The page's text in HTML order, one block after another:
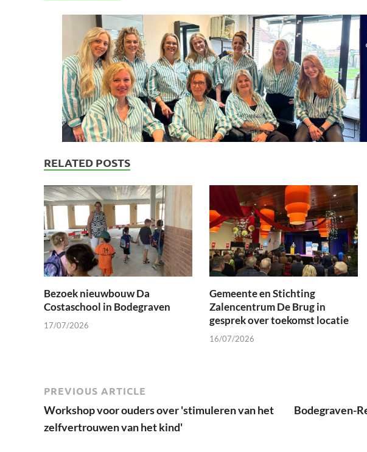
RELATED POSTS
Bezoek nieuwbouw Da
Costaschool in Bodegraven
17/07/2026
Gemeente en Stichting
Zalencentrum De Brug in
gesprek over toekomst locatie
16/07/2026
PREVIOUS ARTICLE
Workshop voor ouders over 'stimuleren van het
zelfvertrouwen van het kind'
Bodegraven-